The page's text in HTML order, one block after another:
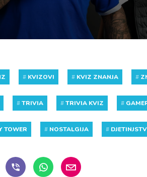
# KVIZOVI # KVIZ ZNANJA #
#TRIVIA #TRIVIA KVIZ #
TOWER # NOSTALGIJA #